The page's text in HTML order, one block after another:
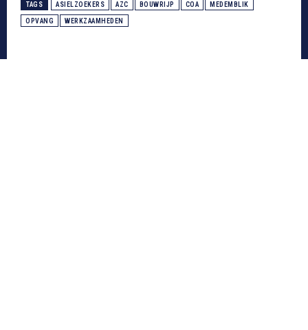
TAGS ASIELZOEKERS AZC BOUWRIJP COA MEDEMBLIK
OPVANG WERKZAAMHEDEN